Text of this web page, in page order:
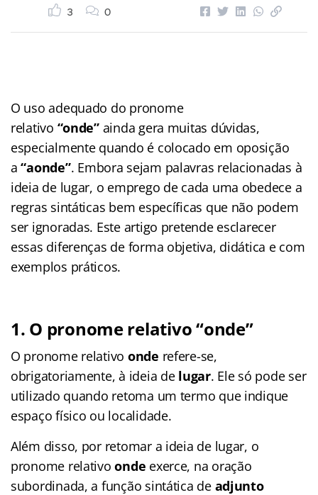
3 0
O uso adequado do pronome
relativo “onde”ainda gera muitas dúvidas,
especialmente quando é colocado em oposição
a“aonde”. Embora sejam palavras relacionadas à
ideia de lugar, o emprego de cada uma obedece a
regras sintáticas bem específicas que não podem
ser ignoradas. Este artigo pretende esclarecer
essas diferenças de forma objetiva, didática e com
exemplos práticos.
1. O pronome relativo “onde”
O pronome relativo onde refere-se,
obrigatoriamente, à ideia de lugar. Ele só pode ser
utilizado quando retoma um termo que indique
espaço físico ou localidade.
Além disso, por retomar a ideia de lugar, o
pronome relativoonde exerce, na oração
subordinada, a função sintática de adjunto